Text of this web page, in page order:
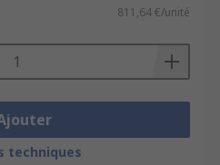
811,64 €/unité
techniques